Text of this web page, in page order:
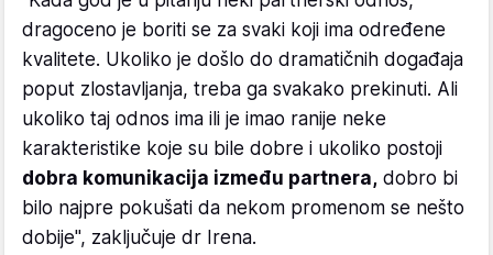
dragoceno je boriti se za svaki koji ima određene
kvalitete. Ukoliko je došlo do dramatičnih događaja
poput zlostavljanja, treba ga svakako prekinuti. Ali
ukoliko taj odnos ima ili je imao ranije neke
karakteristike koje su bile dobre i ukoliko postoji
dobra komunikacija između partnera, dobro bi
bilo najpre pokušati da nekom promenom se nešto
dobije", zaključuje dr Irena.